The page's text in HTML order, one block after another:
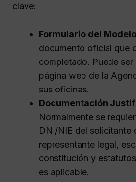
clave:
Formulario del
documento oficial que
completado. Puede
página web de la
sus oficinas.
Documentación
Normalmente se
DNI/NIE del solicitante
representante legal,
constitución y
es aplicable.